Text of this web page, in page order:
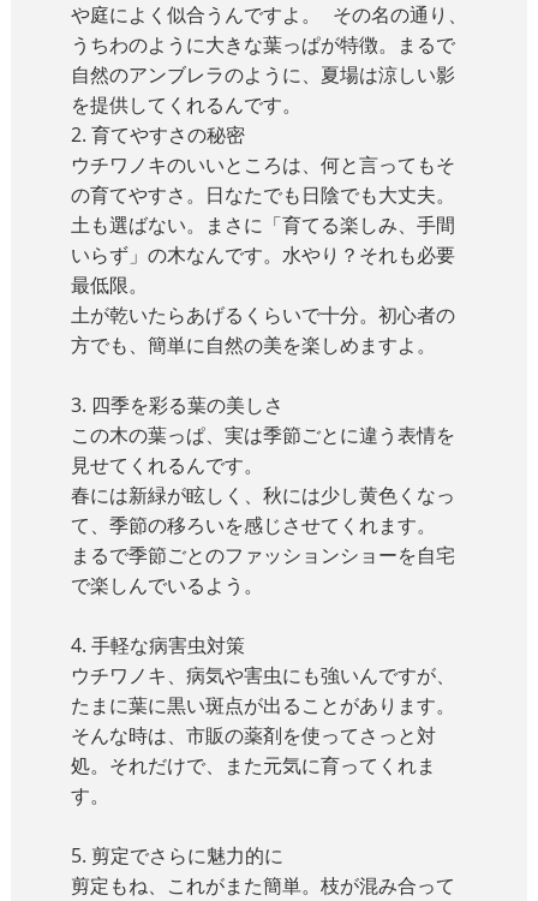
や庭によく似合うんですよ。 その名の通り、
うちわのように大きな葉っぱが特徴。まるで
自然のアンブレラのように、夏場は涼しい影
を提供してくれるんです。
2. 育てやすさの秘密
ウチワノキのいいところは、何と言ってもそ
の育てやすさ。日なたでも日陰でも大丈夫。
土も選ばない。まさに「育てる楽しみ、手間
いらず」の木なんです。水やり？それも必要
最低限。
土が乾いたらあげるくらいで十分。初心者の
方でも、簡単に自然の美を楽しめますよ。
3. 四季を彩る葉の美しさ
この木の葉っぱ、実は季節ごとに違う表情を
見せてくれるんです。
春には新緑が眩しく、秋には少し黄色くなっ
て、季節の移ろいを感じさせてくれます。
まるで季節ごとのファッションショーを自宅
で楽しんでいるよう。
4. 手軽な病害虫対策
ウチワノキ、病気や害虫にも強いんですが、
たまに葉に黒い斑点が出ることがあります。
そんな時は、市販の薬剤を使ってさっと対
処。それだけで、また元気に育ってくれま
す。
5. 剪定でさらに魅力的に
剪定もね、これがまた簡単。枝が混み合って